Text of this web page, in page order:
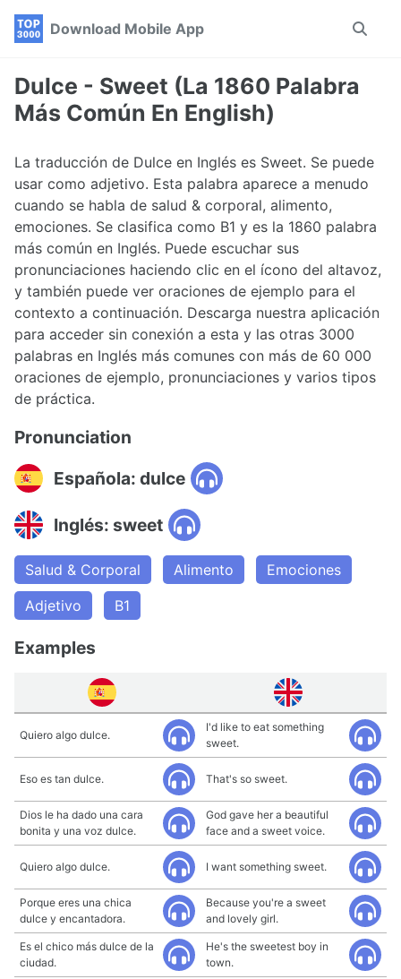
Skip
navigation
Skip
Skip
Download Mobile App
Toggle
Dulce - Sweet (La 1860 Palabra
Más Común En English)
La traducción de Dulce en Inglés es Sweet. Se puede
usar como adjetivo. Esta palabra aparece a menudo
cuando se habla de salud & corporal, alimento,
emociones. Se clasifica como B1 y es la 1860 palabra
más común en Inglés. Puede escuchar sus
pronunciaciones haciendo clic en el ícono del altavoz,
y también puede ver oraciones de ejemplo para el
contexto a continuación. Descarga nuestra aplicación
para acceder sin conexión a esta y las otras 3000
palabras en Inglés más comunes con más de 60 000
oraciones de ejemplo, pronunciaciones y varios tipos
de práctica.
Pronunciation
Española: dulce
Inglés: sweet
Salud & Corporal Alimento
Emociones
Adjetivo
B1
Examples
Quiero algo dulce.
I'd like to eat something
sweet.
Eso es tan dulce. That's so sweet.
Dios le ha dado una cara
bonita y una voz dulce.
God gave her a beautiful
face and a sweet voice.
Quiero algo dulce. I want something sweet.
Porque eres una chica
dulce y encantadora.
Because you're a sweet
and lovely girl.
Es el chico más dulce de la
ciudad.
He's the sweetest boy in
town.